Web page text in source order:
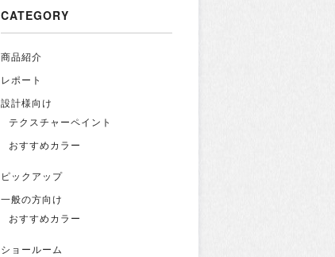
CATEGORY
商品紹介
レポート
設計様向け
テクスチャーペイント
おすすめカラー
ピックアップ
一般の方向け
おすすめカラー
ショールーム